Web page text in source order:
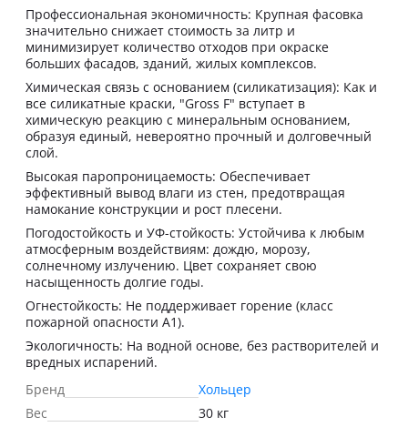
Профессиональная экономичность: Крупная фасовка
значительно снижает стоимость за литр и
минимизирует количество отходов при окраске
больших фасадов, зданий, жилых комплексов.
Химическая связь с основанием (силикатизация): Как и
все силикатные краски, "Gross F" вступает в
химическую реакцию с минеральным основанием,
образуя единый, невероятно прочный и долговечный
слой.
Высокая паропроницаемость: Обеспечивает
эффективный вывод влаги из стен, предотвращая
намокание конструкции и рост плесени.
Погодостойкость и УФ-стойкость: Устойчива к любым
атмосферным воздействиям: дождю, морозу,
солнечному излучению. Цвет сохраняет свою
насыщенность долгие годы.
Огнестойкость: Не поддерживает горение (класс
пожарной опасности А1).
Экологичность: На водной основе, без растворителей и
вредных испарений.
Бренд
Хольцер
Вес
30 кг